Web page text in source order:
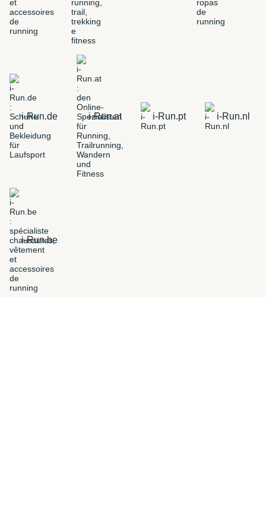
i-Run.de i-Run.at i-Run.pt i-Run.nl
i-Run.be